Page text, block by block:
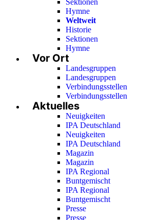
Hymne
Weltweit
Historie
Sektionen
Hymne
Vor Ort
Landesgruppen
Landesgruppen
Verbindungsstellen
Verbindungsstellen
Aktuelles
Neuigkeiten
IPA Deutschland
Neuigkeiten
IPA Deutschland
Magazin
Magazin
IPA Regional
Buntgemischt
IPA Regional
Buntgemischt
Presse
Presse